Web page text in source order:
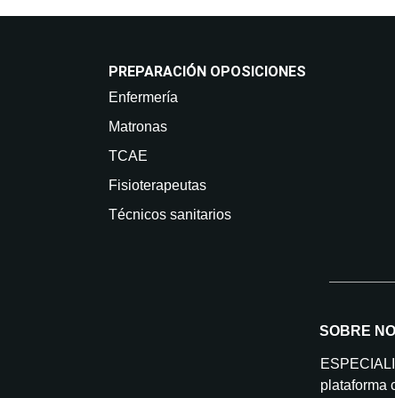
PREPARACIÓN OPOSICIONES
Enfermería
Matronas
TCAE
Fisioterapeutas
Técnicos sanitarios
SOBRE
plataforma